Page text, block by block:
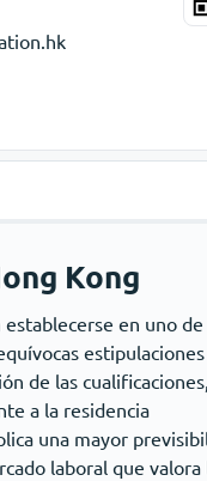
Kong
en uno
estipulaciones
de las
a la residencia
una mayor
laboral que valora